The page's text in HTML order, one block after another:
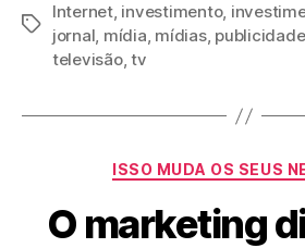
Tags
Internet, investimento,
jornal, mídia, mídias, publicidade
televisão,tv
ISSO MUDA OS SEUS
O marketing